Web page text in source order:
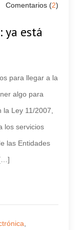
Comentarios (2)
ya está
para llegar a la
algo para
Ley 11/2007,
los servicios
las Entidades